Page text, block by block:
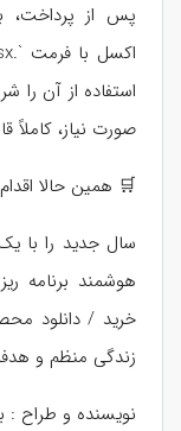
پس از پرداخت،
استفاده از آن را
صورت نیاز،
🛒 همین حالا
سال جدید را با یک
خرید / دانلود
زندگی منظم و
نویسنده و طراح :